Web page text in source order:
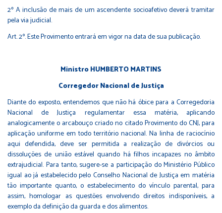
2º A inclusão de mais de um ascendente socioafetivo deverá tramitar
pela via judicial.
Art. 2º. Este Provimento entrará em vigor na data de sua publicação.
Ministro HUMBERTO MARTINS
Corregedor Nacional de Justiça
Diante do exposto, entendemos que não há óbice para a Corregedoria
Nacional de Justiça regulamentar essa matéria, aplicando
analogicamente o arcabouço criado no citado Provimento do CNJ, para
aplicação uniforme em todo território nacional. Na linha de raciocínio
aqui defendida, deve ser permitida a realização de divórcios ou
dissoluções de união estável quando há filhos incapazes no âmbito
extrajudicial. Para tanto, sugere-se a participação do Ministério Público
igual ao já estabelecido pelo Conselho Nacional de Justiça em matéria
tão importante quanto, o estabelecimento do vínculo parental, para
assim, homologar as questões envolvendo direitos indisponíveis, a
exemplo da definição da guarda e dos alimentos.